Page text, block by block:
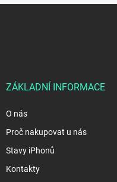
ZÁKLADNÍ INFORMACE
O nás
Proč nakupovat u nás
Stavy iPhonů
Kontakty